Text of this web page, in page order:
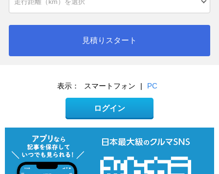
見積りスタート
表示： スマートフォン | PC
ログイン